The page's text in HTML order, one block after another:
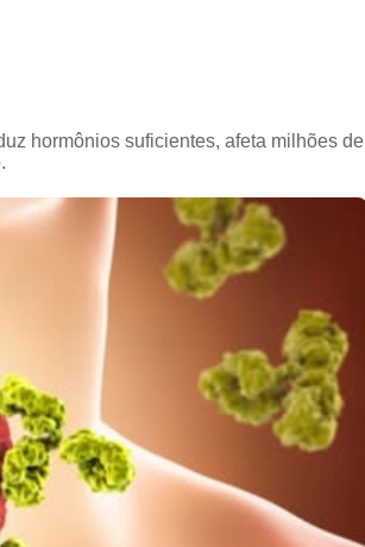
hormônios suficientes, afeta milhões de